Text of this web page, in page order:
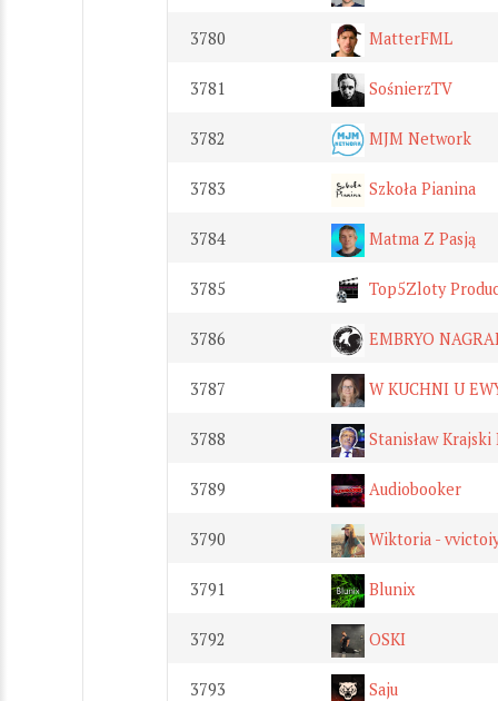
3780 MatterFML
3781 SośnierzTV
3782 MJM Network
3783 Szkoła Pianina
3784 Matma Z Pasją
3785 Top5Zloty
3786 EMBRYO
3787 W KUCHNI U
3788 Stanisław Krajski
3789 Audiobooker
3790 Wiktoria -
3791 Blunix
3792 OSKI
3793 Saju